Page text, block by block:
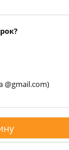
@gmail.com)